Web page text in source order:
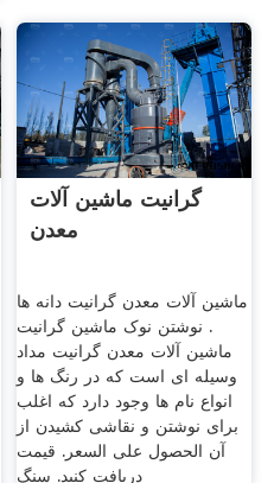
گرانیت ماشین آلات
معدن
ماشین آلات معدن گرانیت دانه ها
. نوشتن نوک ماشین گرانیت
ماشین آلات معدن گرانیت مداد
وسیله ای است که در رنگ ها و
انواع نام ها وجود دارد که اغلب
برای نوشتن و نقاشی کشیدن از
آن الحصول على السعر. قیمت
دریافت کنید. سنگ